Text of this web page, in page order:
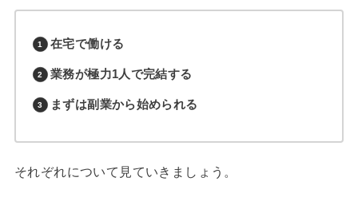
在宅で働ける
業務が極力1人で完結する
まずは副業から始められる
それぞれについて見ていきましょう。